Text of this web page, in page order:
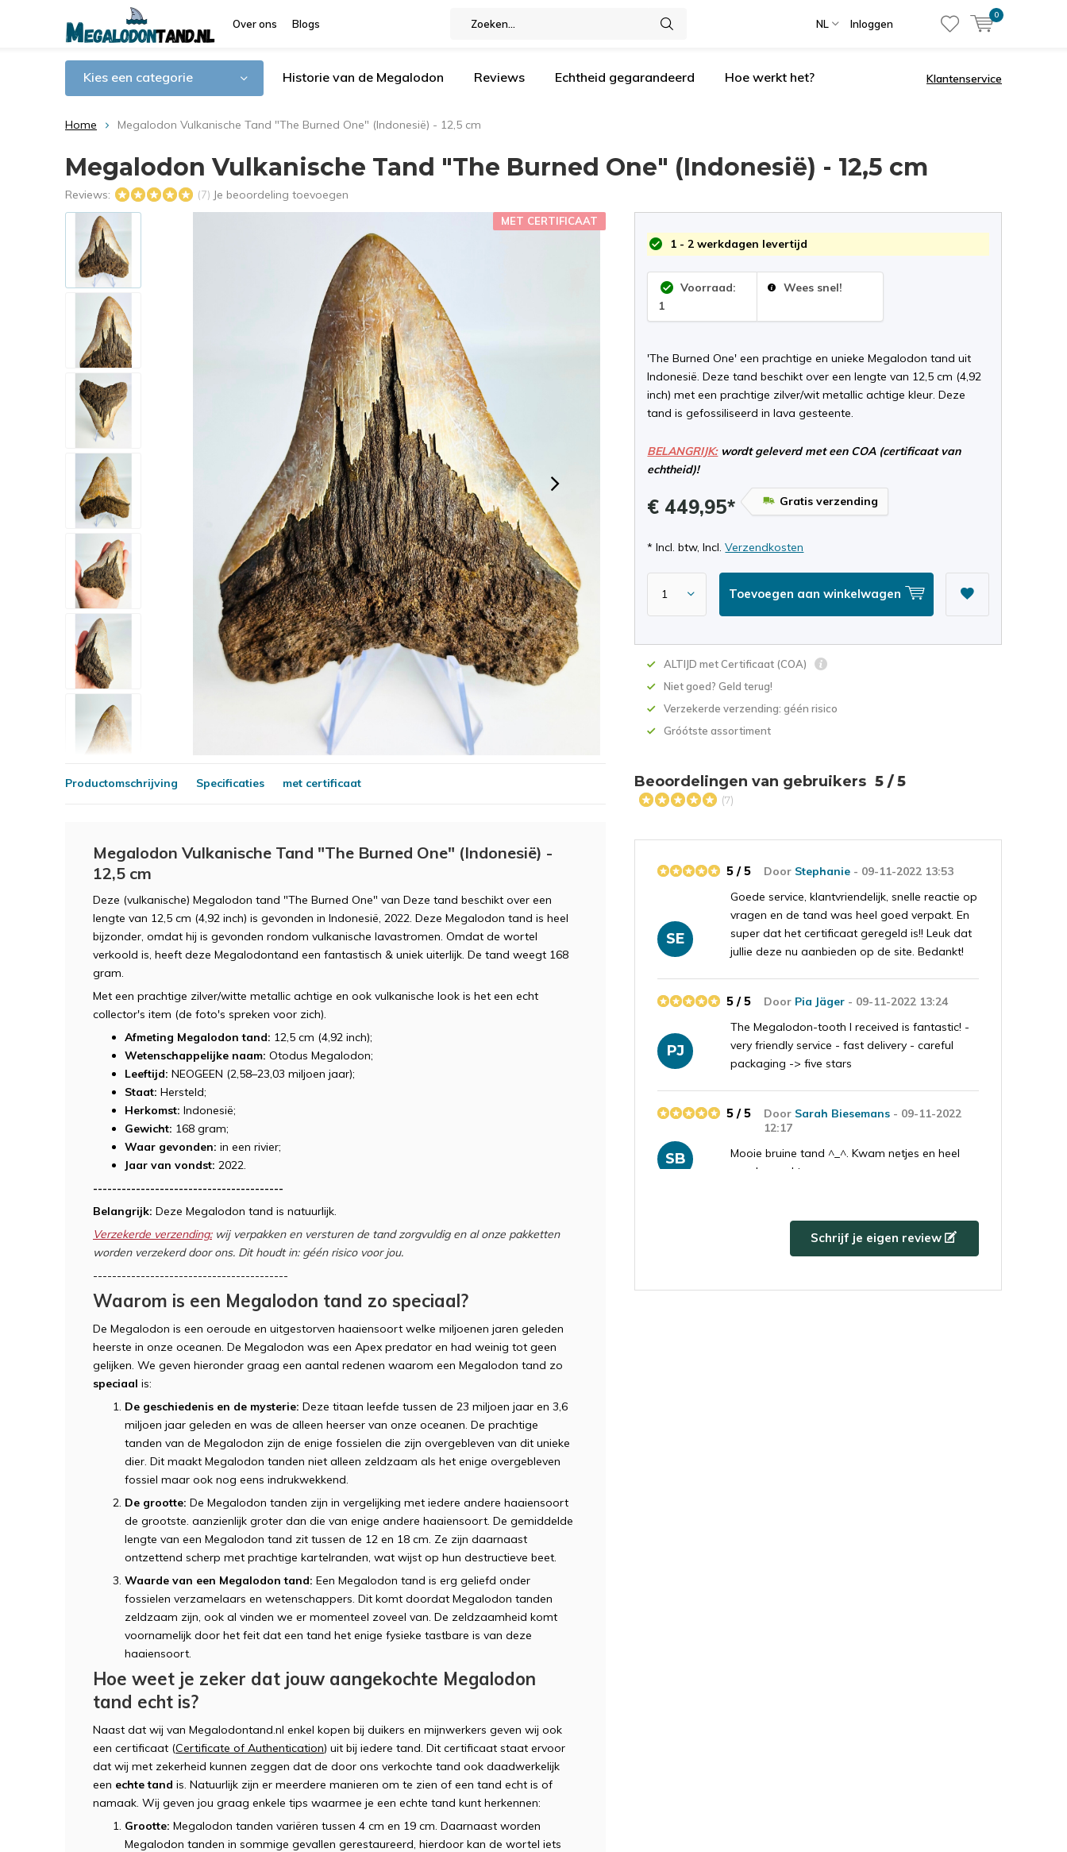
Over ons Blogs NL Inloggen
0
Kies een categorie Historie van de Megalodon Reviews Echtheid gegarandeerd Hoe werkt het? Klantenservice
Home Megalodon Vulkanische Tand "The Burned One" (Indonesië) - 12,5 cm
Megalodon Vulkanische Tand "The Burned One" (Indonesië) - 12,5 cm
Reviews: (7) Je beoordeling toevoegen
MET CERTIFICAAT
1 - 2 werkdagen levertijd
Voorraad:
1
Wees snel!
'The Burned One' een prachtige en unieke Megalodon tand uit
Indonesië. Deze tand beschikt over een lengte van 12,5 cm (4,92
inch) met een prachtige zilver/wit metallic achtige kleur. Deze
tand is gefossiliseerd in lava gesteente.
BELANGRIJK:wordt geleverd met een COA (certificaat van
echtheid)!
€ 449,95* Gratis verzending
* Incl. btw, Incl.Verzendkosten
Toevoegen aan winkelwagen
ALTIJD met Certificaat (COA)
Niet goed? Geld terug!
Verzekerde verzending: géén risico
Gróótste assortiment
Productomschrijving Specificaties met certificaat
Megalodon Vulkanische Tand "The Burned One" (Indonesië) -
12,5 cm
Deze (vulkanische) Megalodon tand "The Burned One" van Deze tand beschikt over een
lengte van 12,5 cm (4,92 inch) is gevonden in Indonesië, 2022. Deze Megalodon tand is heel
bijzonder, omdat hij is gevonden rondom vulkanische lavastromen. Omdat de wortel
verkoold is, heeft deze Megalodontand een fantastisch & uniek uiterlijk. De tand weegt 168
gram.
Met een prachtige zilver/witte metallic achtige en ook vulkanische look is het een echt
collector's item (de foto's spreken voor zich).
Afmeting Megalodon tand: 12,5 cm (4,92 inch);
Wetenschappelijke naam: Otodus Megalodon;
Leeftijd: NEOGEEN (2,58–23,03 miljoen jaar);
Staat: Hersteld;
Herkomst: Indonesië;
Gewicht: 168 gram;
Waar gevonden: in een rivier;
Jaar van vondst: 2022.
----------------------------------------
Belangrijk: Deze Megalodon tand is natuurlijk.
Verzekerde verzending:wij verpakken en versturen de tand zorgvuldig en al onze pakketten
worden verzekerd door ons. Dit houdt in: géén risico voor jou.
-----------------------------------------
Waarom is een Megalodon tand zo speciaal?
De Megalodon is een oeroude en uitgestorven haaiensoort welke miljoenen jaren geleden
heerste in onze oceanen. De Megalodon was een Apex predator en had weinig tot geen
gelijken. We geven hieronder graag een aantal redenen waarom een Megalodon tand zo
speciaal is:
De geschiedenis en de mysterie: Deze titaan leefde tussen de 23 miljoen jaar en 3,6
miljoen jaar geleden en was de alleen heerser van onze oceanen. De prachtige
tanden van de Megalodon zijn de enige fossielen die zijn overgebleven van dit unieke
dier. Dit maakt Megalodon tanden niet alleen zeldzaam als het enige overgebleven
fossiel maar ook nog eens indrukwekkend.
De grootte: De Megalodon tanden zijn in vergelijking met iedere andere haaiensoort
de grootste. aanzienlijk groter dan die van enige andere haaiensoort. De gemiddelde
lengte van een Megalodon tand zit tussen de 12 en 18 cm. Ze zijn daarnaast
ontzettend scherp met prachtige kartelranden, wat wijst op hun destructieve beet.
Waarde van een Megalodon tand: Een Megalodon tand is erg geliefd onder
fossielen verzamelaars en wetenschappers. Dit komt doordat Megalodon tanden
zeldzaam zijn, ook al vinden we er momenteel zoveel van. De zeldzaamheid komt
voornamelijk door het feit dat een tand het enige fysieke tastbare is van deze
haaiensoort.
Hoe weet je zeker dat jouw aangekochte Megalodon
tand echt is?
Naast dat wij van Megalodontand.nl enkel kopen bij duikers en mijnwerkers geven wij ook
een certificaat (Certificate of Authentication) uit bij iedere tand. Dit certificaat staat ervoor
dat wij met zekerheid kunnen zeggen dat de door ons verkochte tand ook daadwerkelijk
een echte tand is. Natuurlijk zijn er meerdere manieren om te zien of een tand echt is of
namaak. Wij geven jou graag enkele tips waarmee je een echte tand kunt herkennen:
Grootte: Megalodon tanden variëren tussen 4 cm en 19 cm. Daarnaast worden
Megalodon tanden in sommige gevallen gerestaureerd, hierdoor kan de wortel iets
Beoordelingen van gebruikers 5 / 5
(7)
SE
Door Stephanie - 09-11-2022 13:53
5 / 5
Goede service, klantvriendelijk, snelle reactie op
vragen en de tand was heel goed verpakt. En
super dat het certificaat geregeld is!! Leuk dat
jullie deze nu aanbieden op de site. Bedankt!
PJ
Door Pia Jäger - 09-11-2022 13:24
5 / 5
The Megalodon-tooth I received is fantastic! -
very friendly service - fast delivery - careful
packaging -> five stars
SB
Door Sarah Biesemans - 09-11-2022
12:17
5 / 5
Mooie bruine tand ^_^. Kwam netjes en heel
goed verpakt aan.
DoorRob B.- 31-08-2022 13:37
Top bedrijf en zeer goede service. Vriendelijk
Schrijf je eigen review